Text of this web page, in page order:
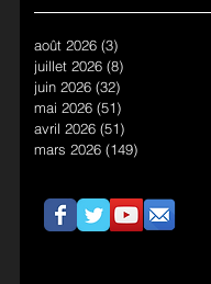
août 2026 (3)
juillet 2026 (8)
juin 2026 (32)
mai 2026 (51)
avril 2026 (51)
mars 2026 (149)